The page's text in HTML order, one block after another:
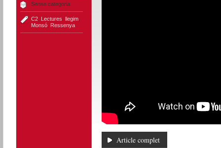
Sense categoria
C2, Lectures llegim,
Monsó, Ressenya
Article complet